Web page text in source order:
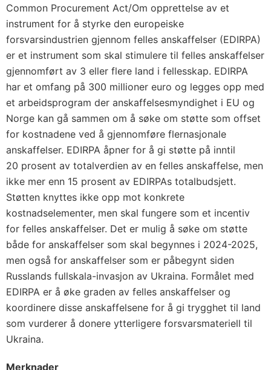
Common Procurement Act/Om opprettelse av et
instrument for å styrke den europeiske
forsvarsindustrien gjennom felles anskaffelser (EDIRPA)
er et instrument som skal stimulere til felles anskaffelser
gjennomført av 3 eller flere land i fellesskap. EDIRPA
har et omfang på 300 millioner euro og legges opp med
et arbeidsprogram der anskaffelsesmyndighet i EU og
Norge kan gå sammen om å søke om støtte som offset
for kostnadene ved å gjennomføre flernasjonale
anskaffelser. EDIRPA åpner for å gi støtte på inntil
20 prosent av totalverdien av en felles anskaffelse, men
ikke mer enn 15 prosent av EDIRPAs totalbudsjett.
Støtten knyttes ikke opp mot konkrete
kostnadselementer, men skal fungere som et incentiv
for felles anskaffelser. Det er mulig å søke om støtte
både for anskaffelser som skal begynnes i 2024-2025,
men også for anskaffelser som er påbegynt siden
Russlands fullskala-invasjon av Ukraina. Formålet med
EDIRPA er å øke graden av felles anskaffelser og
koordinere disse anskaffelsene for å gi trygghet til land
som vurderer å donere ytterligere forsvarsmateriell til
Ukraina.
Merknader